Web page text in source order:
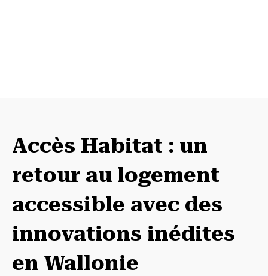
Accès Habitat : un
retour au logement
accessible avec des
innovations inédites
en Wallonie